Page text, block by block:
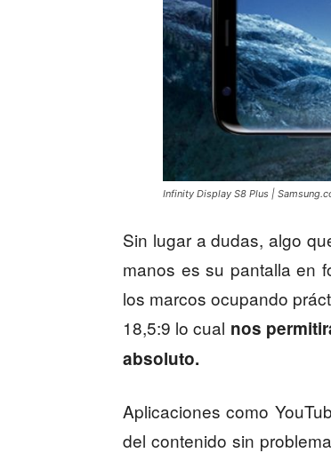
Infinity Display S8 Plus |
Sin lugar a dudas, algo
manos es su pantalla en
los marcos ocupando
18,5:9 lo cual nos
absoluto.
Aplicaciones como
del contenido sin